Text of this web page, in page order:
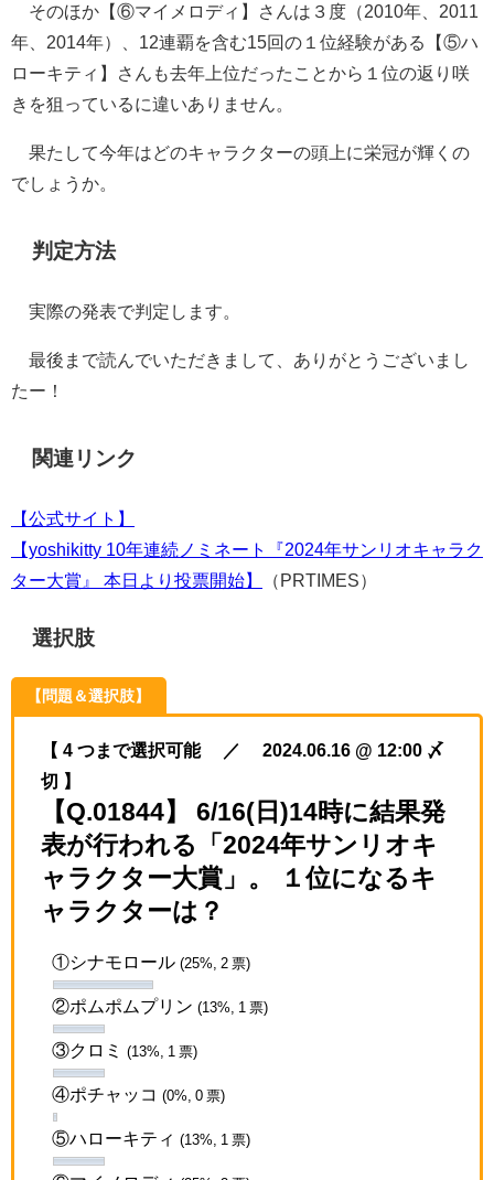
そのほか【⑥マイメロディ】さんは３度（2010年、2011
年、2014年）、12連覇を含む15回の１位経験がある【⑤ハ
ローキティ】さんも去年上位だったことから１位の返り咲
きを狙っているに違いありません。
果たして今年はどのキャラクターの頭上に栄冠が輝くの
でしょうか。
判定方法
実際の発表で判定します。
最後まで読んでいただきまして、ありがとうございまし
たー！
関連リンク
【公式サイト】
【yoshikitty 10年連続ノミネート『2024年サンリオキャラク
ター大賞』 本日より投票開始】
（PRTIMES）
選択肢
【問題＆選択肢】
【 4 つまで選択可能 ／ 2024.06.16 @ 12:00 〆
切 】
【Q.01844】 6/16(日)14時に結果発
表が行われる「2024年サンリオキ
ャラクター大賞」。 １位になるキ
ャラクターは？
①シナモロール (25%, 2 票)
②ポムポムプリン (13%, 1 票)
③クロミ (13%, 1 票)
④ポチャッコ (0%, 0 票)
⑤ハローキティ (13%, 1 票)